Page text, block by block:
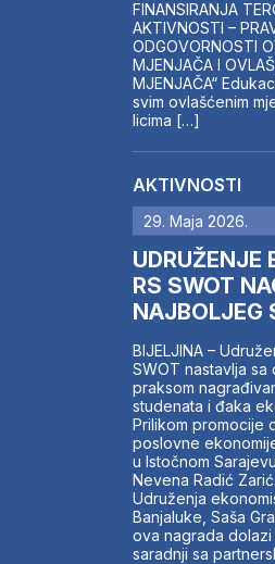
FINANSIRANJA
AKTIVNOSTI –
ODGOVORNOSTI
MJENJAČA I
MJENJAČA“
svim ovlašćenim
licima […]
AKTIVNOSTI
29. Maja 2026.
UDRUŽENJE
RS SWOT
NAJBOLJEG
BIJELJINA –
SWOT nastavlja
praksom
studenata i đaka
Prilikom promocije
poslovne
u Istočnom
Nevena Radić
Udruženja
Banjaluke, Saša
ova nagrada
saradnji sa